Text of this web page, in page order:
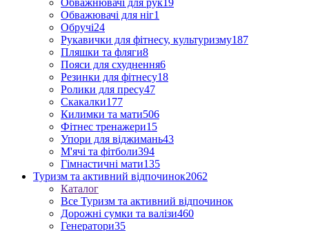
Обважнювачі для рук19
Обважювачі для ніг1
Обручі24
Рукавички для фітнесу, культуризму187
Пляшки та фляги8
Пояси для схуднення6
Резинки для фітнесу18
Ролики для пресу47
Скакалки177
Килимки та мати506
Фітнес тренажери15
Упори для віджимань43
М'ячі та фітболи394
Гімнастичні мати135
Туризм та активний відпочинок2062
Каталог
Все Туризм та активний відпочинок
Дорожні сумки та валізи460
Генератори35